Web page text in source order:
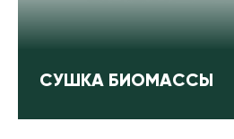
СУШКА БИОМАССЫ